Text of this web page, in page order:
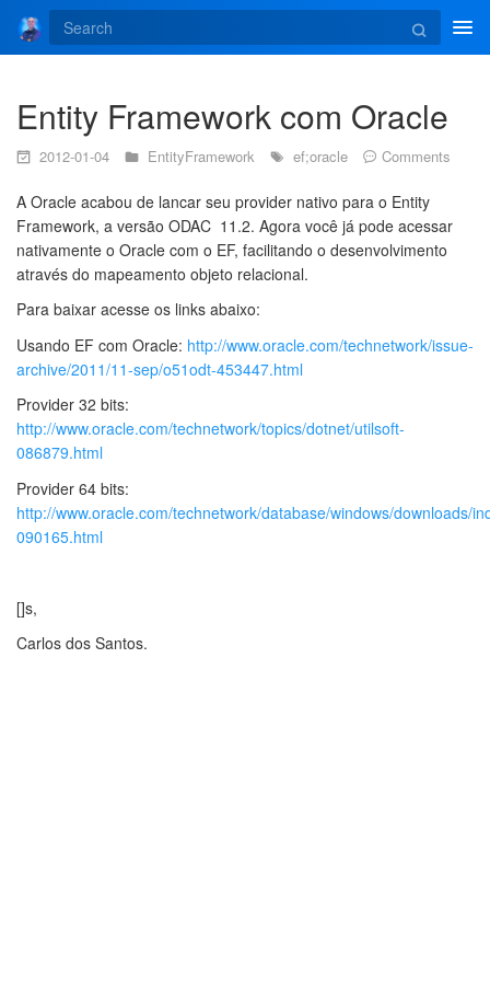
Entity Framework com Oracle
2012-01-04 EntityFramework ef;oracle Comments
A Oracle acabou de lancar seu provider nativo para o Entity
Framework, a versão ODAC 11.2. Agora você já pode acessar
nativamente o Oracle com o EF, facilitando o desenvolvimento
através do mapeamento objeto relacional.
Para baixar acesse os links abaixo:
Usando EF com Oracle: http://www.oracle.com/technetwork/issue-
archive/2011/11-sep/o51odt-453447.html
Provider 32 bits:
http://www.oracle.com/technetwork/topics/dotnet/utilsoft-
086879.html
Provider 64 bits:
http://www.oracle.com/technetwork/database/windows/downloads/
090165.html
[]s,
Carlos dos Santos.